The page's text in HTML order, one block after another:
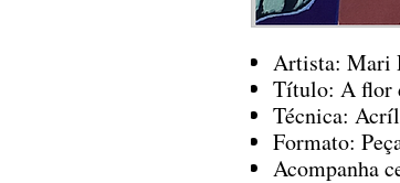
Artista: Mari
Título: A flor
Técnica:
Formato:
Acompanha